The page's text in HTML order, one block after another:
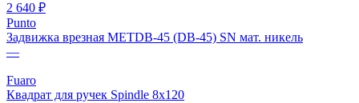
2 640 ₽
Punto
Задвижка врезная METDB-45 (DB-45) SN мат. никель
—
Fuaro
Квадрат для ручек Spindle 8х120